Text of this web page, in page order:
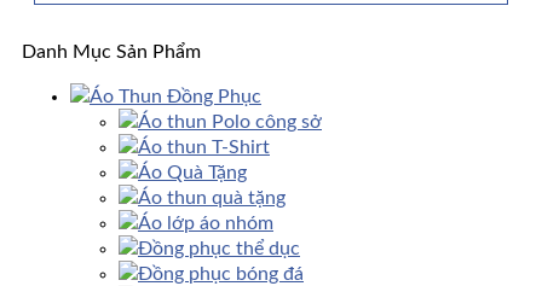
Danh Mục Sản Phẩm
Áo Thun Đồng Phục
Áo thun Polo công sở
Áo thun T-Shirt
Áo Quà Tặng
Áo thun quà tặng
Áo lớp áo nhóm
Đồng phục thể dục
Đồng phục bóng đá